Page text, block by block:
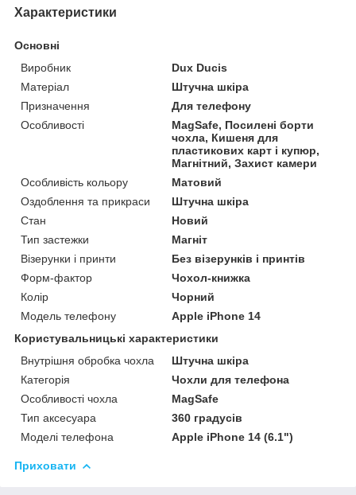
Характеристики
Основні
Виробник
Dux Ducis
Матеріал
Штучна шкіра
Призначення
Для телефону
Особливості
MagSafe, Посилені борти
чохла, Кишеня для
пластикових карт і купюр,
Магнітний, Захист камери
Особливість кольору
Матовий
Оздоблення та прикраси
Штучна шкіра
Стан
Новий
Тип застежки
Магніт
Візерунки і принти
Без візерунків і принтів
Форм-фактор
Чохол-книжка
Колір
Чорний
Модель телефону
Apple iPhone 14
Користувальницькі характеристики
Внутрішня обробка чохла
Штучна шкіра
Категорія
Чохли для телефона
Особливості чохла
MagSafe
Тип аксесуара
360 градусів
Моделі телефона
Apple iPhone 14 (6.1")
Приховати